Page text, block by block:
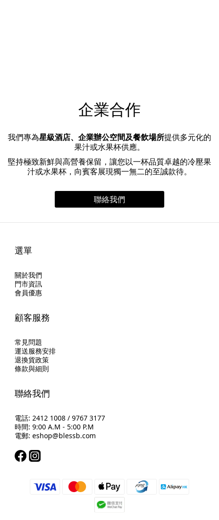
企業合作
我們專為星級酒店、企業辦公空間及餐飲場所提供多元化的
果汁或水果杯供應。
堅持極致新鮮與高營養保留，讓您以一杯品質卓越的冷壓果
汁或水果杯，向賓客展現獨一無二的至誠款待。
聯絡我們
選單
關於我們
門市資訊
會員優惠
顧客服務
常見問題
運送服務安排
退換貨政策
條款與細則
聯絡我們
電話: 2412 1008 / 9767 3177
時間: 9:00 A.M - 5:00 P.M
電郵: eshop@blessb.com